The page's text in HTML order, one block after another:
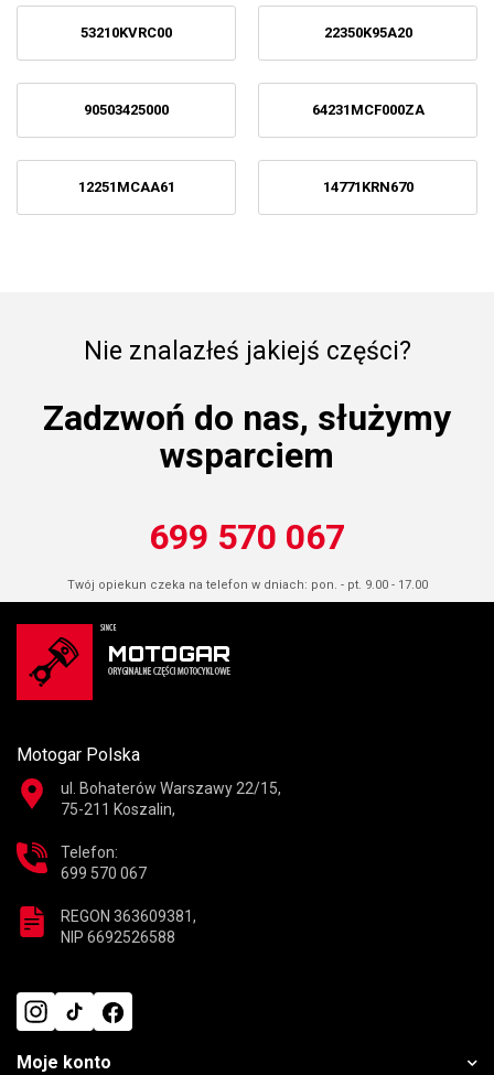
53210KVRC00 22350K95A20
90503425000 64231MCF000ZA
12251MCAA61 14771KRN670
Nie znalazłeś jakiejś części?
Zadzwoń do nas, służymy
wsparciem
699 570 067
Twój opiekun czeka na telefon w dniach: pon. - pt. 9.00 - 17.00
Motogar Polska
ul. Bohaterów Warszawy 22/15,
75-211 Koszalin,
Telefon:
699 570 067
REGON 363609381,
NIP 6692526588
Moje konto